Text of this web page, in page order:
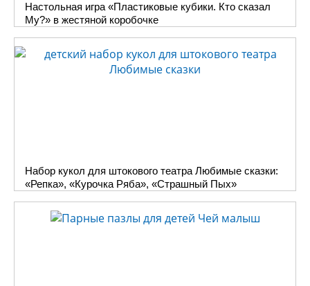
Настольная игра «Пластиковые кубики. Кто сказал
Му?» в жестяной коробочке
Набор кукол для штокового театра Любимые сказки:
«Репка», «Курочка Ряба», «Страшный Пых»